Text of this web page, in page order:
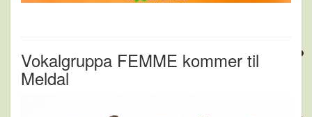
Vokalgruppa FEMME kommer til
Meldal